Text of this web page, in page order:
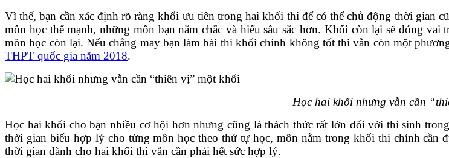
Vì thế, bạn cần xác định rõ ràng khối ưu tiên trong hai khối thi để có thể chủ động thời gian
môn học thế mạnh, những môn bạn nắm chắc và hiểu sâu sắc hơn. Khối còn lại sẽ đóng
môn học còn lại. Nếu chẳng may bạn làm bài thi khối chính không tốt thì vẫn còn một
THPT quốc gia năm 2018.
Học hai khối nhưng vẫn cần
Học hai khối cho bạn nhiều cơ hội hơn nhưng cũng là thách thức rất lớn đối với thí sinh
thời gian biểu hợp lý cho từng môn học theo thứ tự học, môn nằm trong khối thi chính
thời gian dành cho hai khối thi vẫn cần phải hết sức hợp lý.